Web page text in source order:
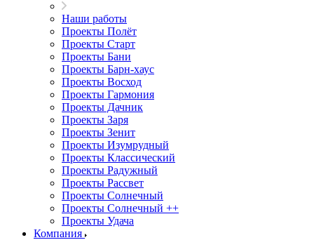
Наши работы
Проекты Полёт
Проекты Старт
Проекты Бани
Проекты Барн-хаус
Проекты Восход
Проекты Гармония
Проекты Дачник
Проекты Заря
Проекты Зенит
Проекты Изумрудный
Проекты Классический
Проекты Радужный
Проекты Рассвет
Проекты Солнечный
Проекты Солнечный ++
Проекты Удача
Компания